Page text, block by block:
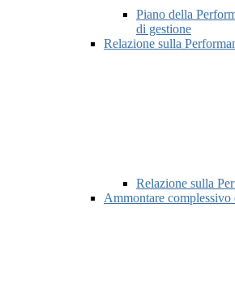
Piano della
di gestione
Relazione sulla
Relazione sulla
Ammontare complessivo